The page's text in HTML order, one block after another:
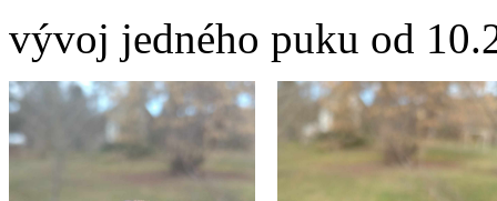
vývoj jedného puku od